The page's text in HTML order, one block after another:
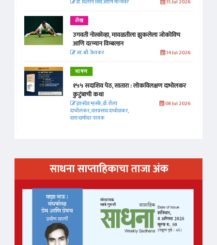
डॉ. दिलीप शिंदे आणि मान्यवर 15 Jul 2026
लेख
उगवती नोस्कोव्हा, मावळतीला झुकलेला जोकोविच
आणि दरम्यान विम्बल्डन
आ. श्री. केतकर 14 Jul 2026
भाषण
१५५ सदाशिव पेठ, सातारा : लोकविलक्षण दाभोलकर
कुटुंबाची कथा
ज्ञानदेव म्हस्के, डॉ. शैला
दाभोलकर, दत्तप्रसाद दाभोळकर,
दत्ता दामोदर नायक
08 Jul 2026
साधना साप्ताहिकाचा ताजा अंक